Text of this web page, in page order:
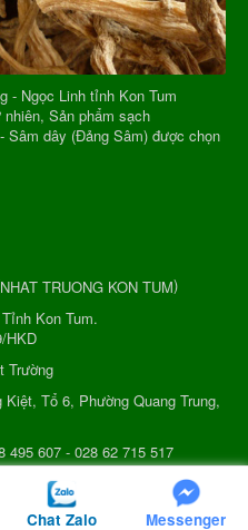
- Ngọc Linh tỉnh Kon Tum
Sản phẩm sạch
Sâm dây (Đảng Sâm) được chọn
NHAT TRUONG KON TUM)
Kon Tum.
HKD
Trường
Kiệt, Tổ 6, Phường Quang Trung,
495 607 - 028 62 715 517
Chat Zalo Messenger